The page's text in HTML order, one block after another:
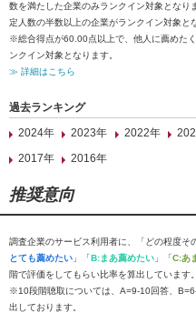
数を満たした企業のみランクイン対象となり
定人数の半数以上の企業がランクイン対象と
※総合得点が60.00点以上で、他人に薦めた
ンクイン対象となります。
≫ 詳細はこちら
過去ランキング
2024年
2023年 2022年
2017年
2016年
推奨意向
調査企業のサービス利用者に、「どの程度そ
とても薦めたい 」「B:まあ薦めたい 」「C:あ
階で評価をしてもらい比率を算出しています。
※10段階聴取については、A=9-10回答、
出しております。